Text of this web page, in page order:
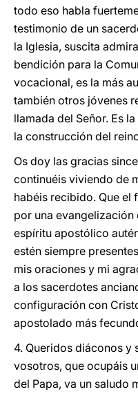
todo eso habla
testimonio de un
la Iglesia, suscita
bendición para la
vocacional, es la más
también otros jóvenes
llamada del Señor. Es
la construcción del
Os doy las gracias
continuéis viviendo de
habéis recibido. Que el
por una evangelización
espíritu apostólico
estén siempre
mis oraciones y mi
a los sacerdotes
configuración con
apostolado más
4. Queridos diáconos y
vosotros, que ocupáis
del Papa, va un saludo